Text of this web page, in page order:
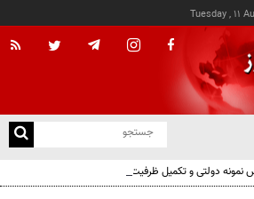
Tuesday , 11
دولتی و تکمیل ظرفیت سمپاد اعلام شد